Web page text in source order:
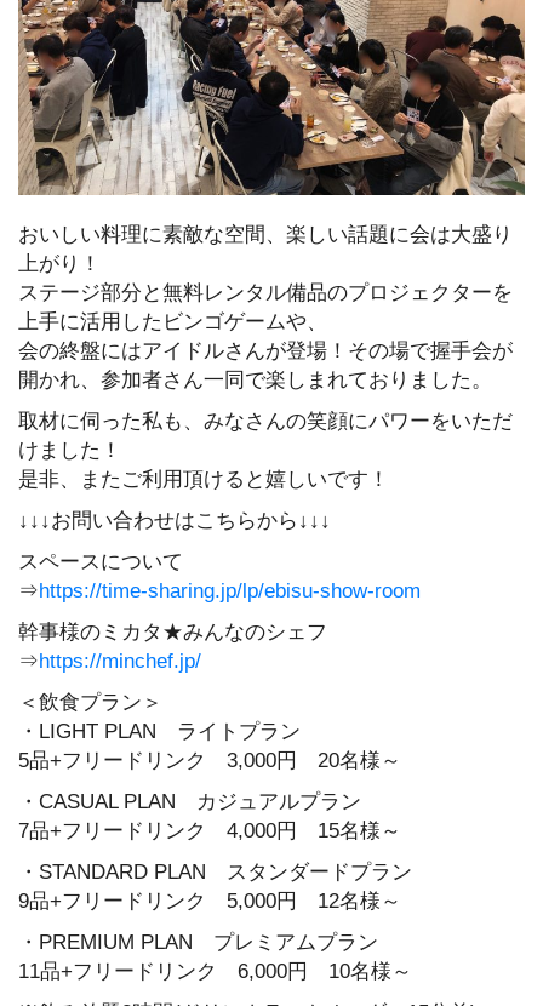
おいしい料理に素敵な空間、楽しい話題に会は大盛り
上がり！
ステージ部分と無料レンタル備品のプロジェクターを
上手に活用したビンゴゲームや、
会の終盤にはアイドルさんが登場！その場で握手会が
開かれ、参加者さん一同で楽しまれておりました。
取材に伺った私も、みなさんの笑顔にパワーをいただ
けました！
是非、またご利用頂けると嬉しいです！
↓↓↓お問い合わせはこちらから↓↓↓
スペースについて
⇒https://time-sharing.jp/lp/ebisu-show-room
幹事様のミカタ★みんなのシェフ
⇒https://minchef.jp/
＜飲食プラン＞
・LIGHT PLAN ライトプラン
5品+フリードリンク 3,000円 20名様～
・CASUAL PLAN カジュアルプラン
7品+フリードリンク 4,000円 15名様～
・STANDARD PLAN スタンダードプラン
9品+フリードリンク 5,000円 12名様～
・PREMIUM PLAN プレミアムプラン
11品+フリードリンク 6,000円 10名様～